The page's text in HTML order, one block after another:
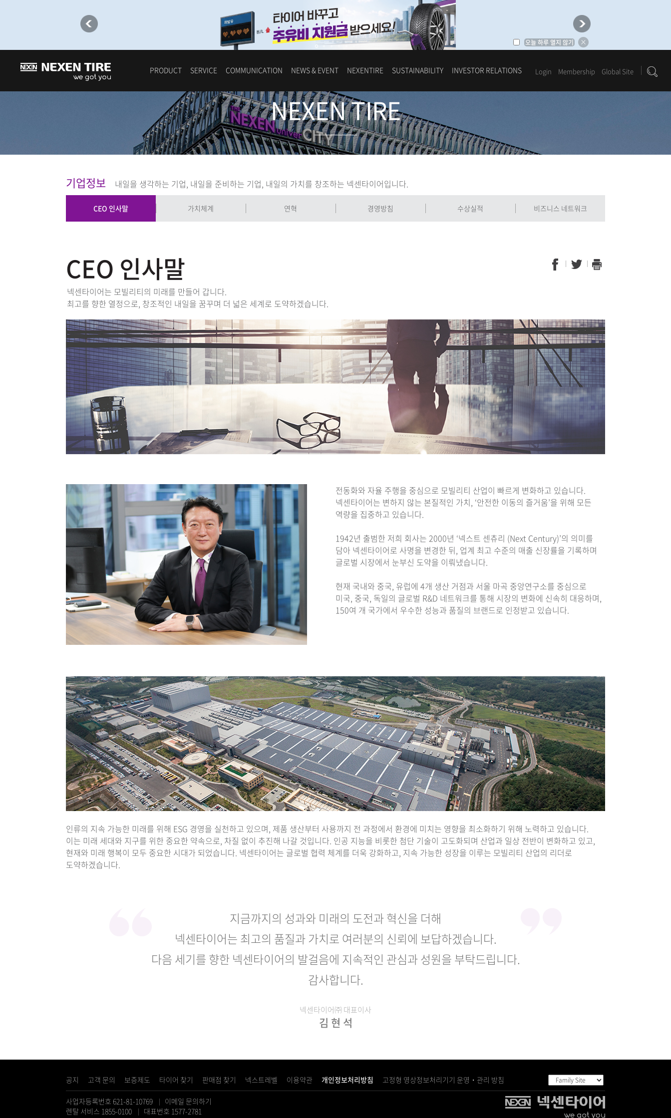
CEO 인사말
6
오늘 하루 열지 않기
PRODUCT SERVICE COMMUNICATION NEWS & EVENT NEXENTIRE SUSTAINABILITY INVESTOR RELATIONS Login Membership Global Site
NEXEN TIRE
기업정보 내일을 생각하는 기업, 내일을 준비하는 기업, 내일의 가치를 창조하는 넥센타이어입니다.
CEO 인사말 가치체계 연혁 경영방침 수상실적 비즈니스 네트워크
CEO 인사말
넥센타이어는 모빌리티의 미래를 만들어 갑니다.
최고를 향한 열정으로, 창조적인 내일을 꿈꾸며 더 넓은 세계로 도약하겠습니다.
전동화와 자율 주행을 중심으로 모빌리티 산업이 빠르게 변화하고 있습니다.
넥센타이어는 변하지 않는 본질적인 가치, ‘안전한 이동의 즐거움’을 위해 모든
역량을 집중하고 있습니다.
1942년 출범한 저희 회사는 2000년 ‘넥스트 센츄리 (Next Century)’의 의미를
담아 넥센타이어로 사명을 변경한 뒤, 업계 최고 수준의 매출 신장률을 기록하며
글로벌 시장에서 눈부신 도약을 이뤄냈습니다.
현재 국내와 중국, 유럽에 4개 생산 거점과 서울 마곡 중앙연구소를 중심으로
미국, 중국, 독일의 글로벌 R&D 네트워크를 통해 시장의 변화에 신속히 대응하며,
150여 개 국가에서 우수한 성능과 품질의 브랜드로 인정받고 있습니다.
인류의 지속 가능한 미래를 위해 ESG 경영을 실천하고 있으며, 제품 생산부터 사용까지 전 과정에서 환경에 미치는 영향을 최소화하기 위해 노력하고 있습니다.
이는 미래 세대와 지구를 위한 중요한 약속으로, 차질 없이 추진해 나갈 것입니다. 인공 지능을 비롯한 첨단 기술이 고도화되며 산업과 일상 전반이 변화하고 있고,
현재와 미래 행복이 모두 중요한 시대가 되었습니다. 넥센타이어는 글로벌 협력 체계를 더욱 강화하고, 지속 가능한 성장을 이루는 모빌리티 산업의 리더로
도약하겠습니다.
지금까지의 성과와 미래의 도전과 혁신을 더해
넥센타이어는 최고의 품질과 가치로 여러분의 신뢰에 보답하겠습니다.
다음 세기를 향한 넥센타이어의 발걸음에 지속적인 관심과 성원을 부탁드립니다.
감사합니다.
넥센타이어㈜ 대표이사
김 현 석
공지 고객 문의 보증제도 타이어 찾기 판매점 찾기 넥스트레벨 이용약관 개인정보처리방침 고정형 영상정보처리기기 운영・관리 방침
사업자등록번호 621-81-10769
이메일 문의하기
렌탈 서비스 1855-0100
대표번호 1577-2781